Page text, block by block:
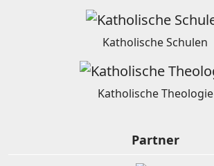
Katholische Schulen
Katholische Theologie
Partner